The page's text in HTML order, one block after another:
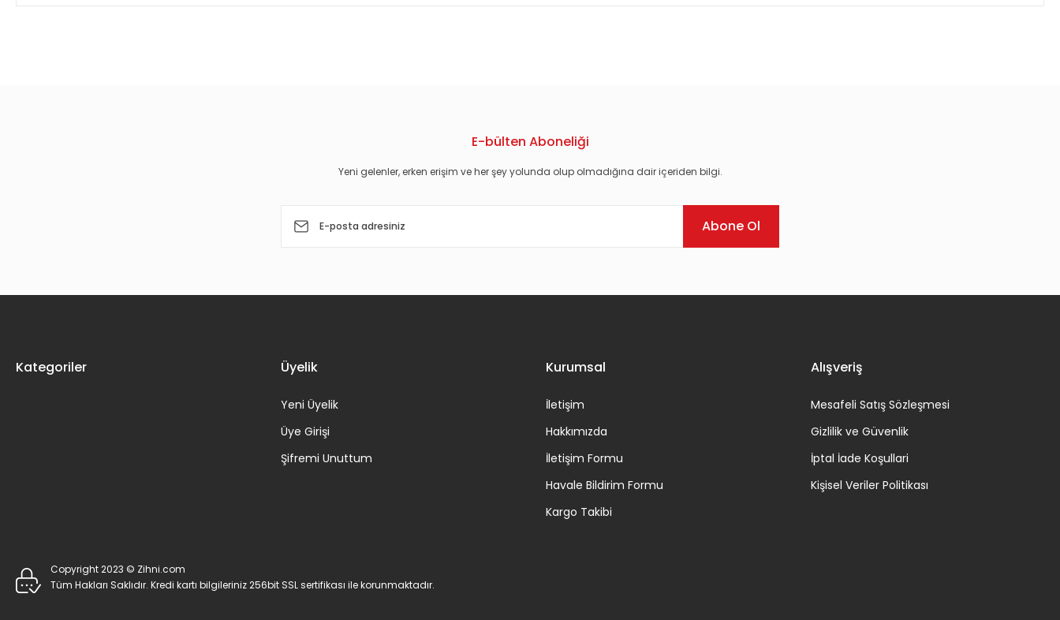
E-bülten Aboneliği
Yeni gelenler, erken erişim ve her şey yolunda olup olmadığına dair içeriden bilgi.
Abone Ol
Kategoriler Üyelik
Yeni Üyelik
Üye Girişi
Şifremi Unuttum
Kurumsal
İletişim
Hakkımızda
İletişim Formu
Havale Bildirim Formu
Kargo Takibi
Alışveriş
Mesafeli Satış Sözleşmesi
Gizlilik ve Güvenlik
İptal İade Koşullari
Kişisel Veriler Politikası
Copyright 2023 © Zihni.com
Tüm Hakları Saklıdır. Kredi kartı bilgileriniz 256bit SSL sertifikası ile korunmaktadır.